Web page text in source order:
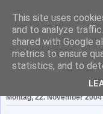
Literatur
Montag, 22. November 2004
This site uses
and to analyze
shared with Google
metrics to ensure
statistics, and to